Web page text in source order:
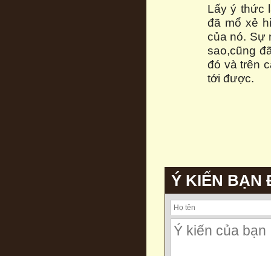
Lấy ý thức
đã mổ xẻ
của nó. Sự
sao,cũng
đó và trên
tới được.
Ý KIẾN BẠN